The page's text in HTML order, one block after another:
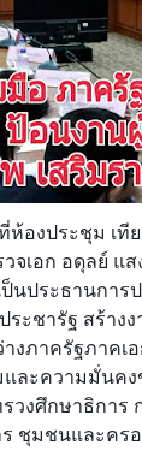
ห้องประชุม เที
จเอก อดุลย์ แ
ป็นประธานการ
ระชารัฐ สร้าง
างภาครัฐภาคเ
ละความมั่นค
วงศึกษาธิการ
ชุมชนและคร